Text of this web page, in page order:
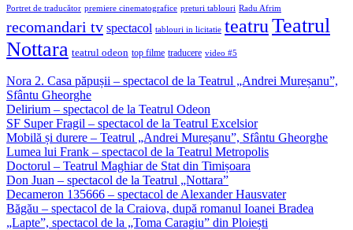
Portret de traducător premiere cinematografice preturi tablouri Radu Afrim
recomandari tv spectacol tablouri in licitatie teatruTeatrul
Nottara teatrul odeon top filme traducere video #5
Nora 2. Casa păpușii – spectacol de la Teatrul „Andrei Mureșanu”,
Sfântu Gheorghe
Delirium – spectacol de la Teatrul Odeon
SF Super Fragil – spectacol de la Teatrul Excelsior
Mobilă și durere – Teatrul „Andrei Mureșanu”, Sfântu Gheorghe
Lumea lui Frank – spectacol de la Teatrul Metropolis
Doctorul – Teatrul Maghiar de Stat din Timișoara
Don Juan – spectacol de la Teatrul „Nottara”
Decameron 135666 – spectacol de Alexander Hausvater
Băgău – spectacol de la Craiova, după romanul Ioanei Bradea
„Lapte”, spectacol de la „Toma Caragiu” din Ploiești